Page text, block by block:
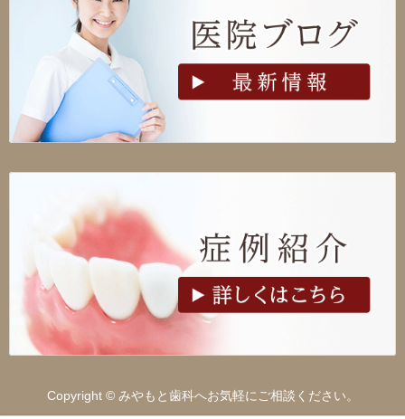
Copyright © みやもと歯科へお気軽にご相談ください。